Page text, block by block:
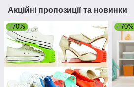
Акційні пропозиції та новинки
–70% –70%